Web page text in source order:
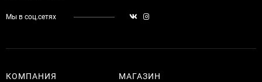
Мы в соц.сетях
КОМПАНИЯ МАГАЗИН